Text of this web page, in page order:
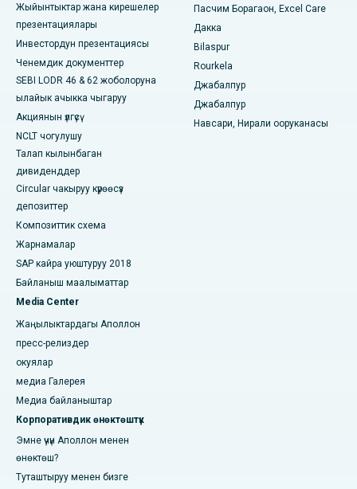
Джайнагардагы мыкты оорукана, Бангалор
Мадурайдагы, КК Нагардагы эң мыкты оорукана
Рамжи Нагардагы мыкты оорукана, Неллор
Сектор-19дагы мыкты оорукана, Руркела
Пунадагы Сваргейттеги эң мыкты оорукана
Түштүк Делидеги эң мыкты аялдардын онкологиялык
ооруканасы
Жыйынтыктар жана кирешелер
презентациялары
Инвестордун презентациясы
Ченемдик документтер
SEBI LODR 46 & 62 жоболоруна
ылайык ачыкка чыгаруу
Акциянын үлгүсү
NCLT чогулушу
Талап кылынбаган
дивиденддер
Circular чакыруу күрөөсүз
депозиттер
Композиттик схема
Жарнамалар
SAP кайра уюштуруу 2018
Байланыш маалыматтар
Media Center
Жаңылыктардагы Аполлон
пресс-релиздер
окуялар
медиа Галерея
Медиа байланыштар
Корпоративдик өнөктөштүк
Эмне үчүн Аполлон менен
өнөктөш?
Туташтыруу менен бизге
Пасчим Борагаон, Excel Care
Дакка
Bilaspur
Rourkela
Джабалпур
Джабалпур
Навсари, Нирали ооруканасы